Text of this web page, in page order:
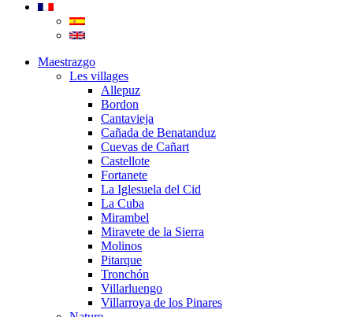
Maestrazgo
Les villages
Allepuz
Bordon
Cantavieja
Cañada de Benatanduz
Cuevas de Cañart
Castellote
Fortanete
La Iglesuela del Cid
La Cuba
Mirambel
Miravete de la Sierra
Molinos
Pitarque
Tronchón
Villarluengo
Villarroya de los Pinares